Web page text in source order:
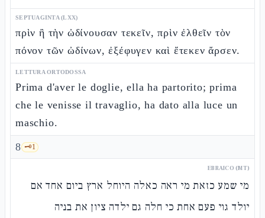
SEPTUAGINTA (LXX)
πρὶν ἢ τὴν ὠδίνουσαν τεκεῖν, πρὶν ἐλθεῖν τὸν
πόνον τῶν ὠδίνων, ἐξέφυγεν καὶ ἔτεκεν ἄρσεν.
LETTURA ORTODOSSA
Prima d'aver le doglie, ella ha partorito; prima
che le venisse il travaglio, ha dato alla luce un
maschio.
8 🗝️1
EBRAICO (MT)
מי שמע כזאת מי ראה כאלה היוחל ארץ ביום אחד אם
יולד גוי פעם אחת כי חלה גם ילדה ציון את בניה